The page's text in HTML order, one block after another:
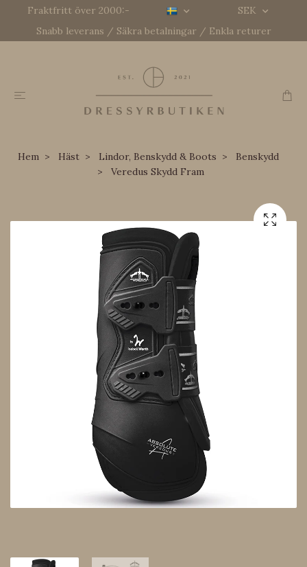
Fraktfritt över 2000:-
SEK
Snabb leverans / Säkra betalningar / Enkla returer
Hem Häst Lindor, Benskydd & Boots
Benskydd
Veredus Skydd Fram